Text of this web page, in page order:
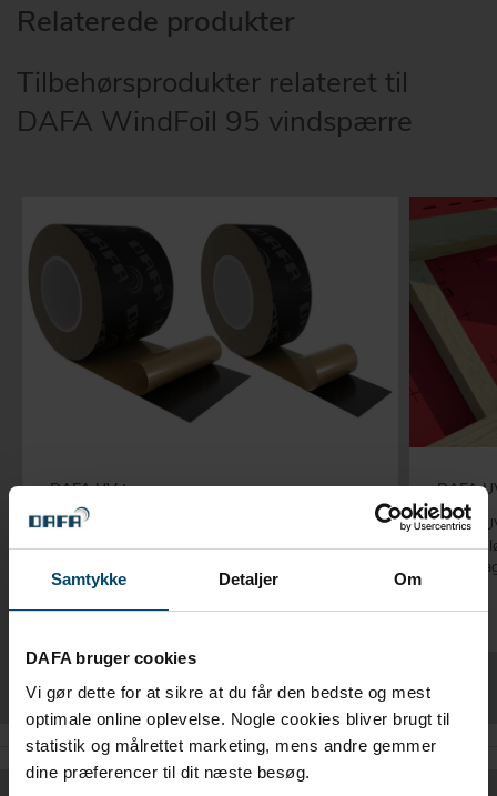
Samtykke Detaljer Om
DAFA bruger cookies
Vi gør dette for at sikre at du får den bedste og mest
optimale online oplevelse. Nogle cookies bliver brugt til
statistik og målrettet marketing, mens andre gemmer
dine præferencer til dit næste besøg.
Relaterede produkter
Tilbehørsprodukter relateret til
DAFA WindFoil 95 vindspærre
DAFA UV tape
DAFA UV tape er ideel til tapening af
undertag og vindspærre.
DAFA
DAFA
lufttæt